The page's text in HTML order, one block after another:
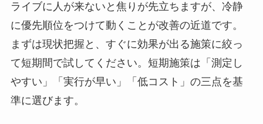
ライブに人が来ないと焦りが先立ちますが、冷静
に優先順位をつけて動くことが改善の近道です。
まずは現状把握と、すぐに効果が出る施策に絞っ
て短期間で試してください。短期施策は「測定し
やすい」「実行が早い」「低コスト」の三点を基
準に選びます。